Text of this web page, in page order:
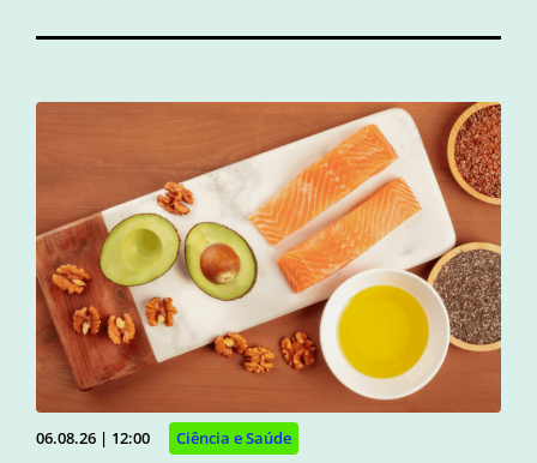
06.08.26 | 12:00 Ciência e Saúde